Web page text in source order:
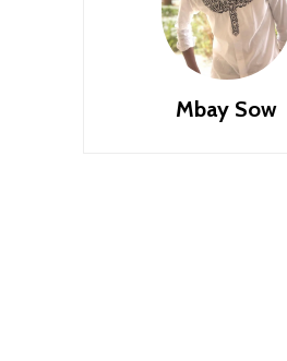
Mbay Sow